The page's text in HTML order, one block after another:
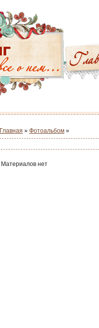
Главная » Фотоальбом »
Материалов нет